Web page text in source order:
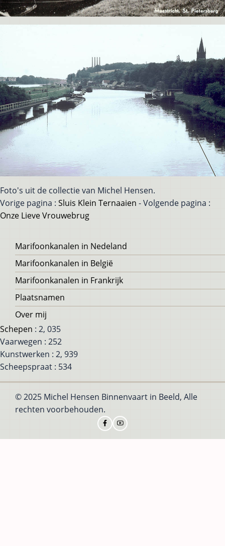
Foto's uit de collectie van Michel Hensen.
Vorige pagina : Sluis Klein Ternaaien - Volgende pagina :
Onze Lieve Vrouwebrug
Voet
Marifoonkanalen in Nedeland
Marifoonkanalen in België
Marifoonkanalen in Frankrijk
Plaatsnamen
Over mij
Schepen : 2, 035
Vaarwegen : 252
Kunstwerken : 2, 939
Scheepspraat : 534
© 2025 Michel Hensen Binnenvaart in Beeld, Alle
rechten voorbehouden.